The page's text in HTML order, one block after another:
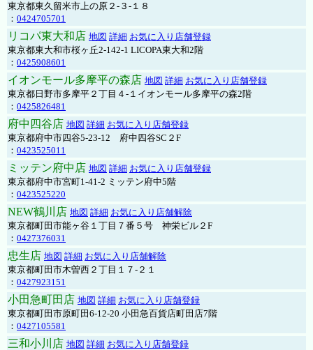
東京都東久留米市上の原２-３-１８
： 0424705701
リコパ東大和店 地図 詳細 お気に入り店舗登録
東京都東大和市桜ヶ丘2-142-1 LICOPA東大和2階
： 0425908601
イオンモール多摩平の森店 地図 詳細 お気に入り店舗登録
東京都日野市多摩平２丁目４-１イオンモール多摩平の森2階
： 0425826481
府中四谷店 地図 詳細 お気に入り店舗登録
東京都府中市四谷5-23-12 府中四谷SC２F
： 0423525011
ミッテン府中店 地図 詳細 お気に入り店舗登録
東京都府中市宮町1-41-2 ミッテン府中5階
： 0423525220
NEW鶴川店 地図 詳細 お気に入り店舗解除
東京都町田市能ヶ谷１丁目７番５号 神栄ビル２F
： 0427376031
忠生店 地図 詳細 お気に入り店舗解除
東京都町田市木曽西２丁目１７-２１
： 0427923151
小田急町田店 地図 詳細 お気に入り店舗登録
東京都町田市原町田6-12-20 小田急百貨店町田店7階
： 0427105581
三和小川店 地図 詳細 お気に入り店舗登録